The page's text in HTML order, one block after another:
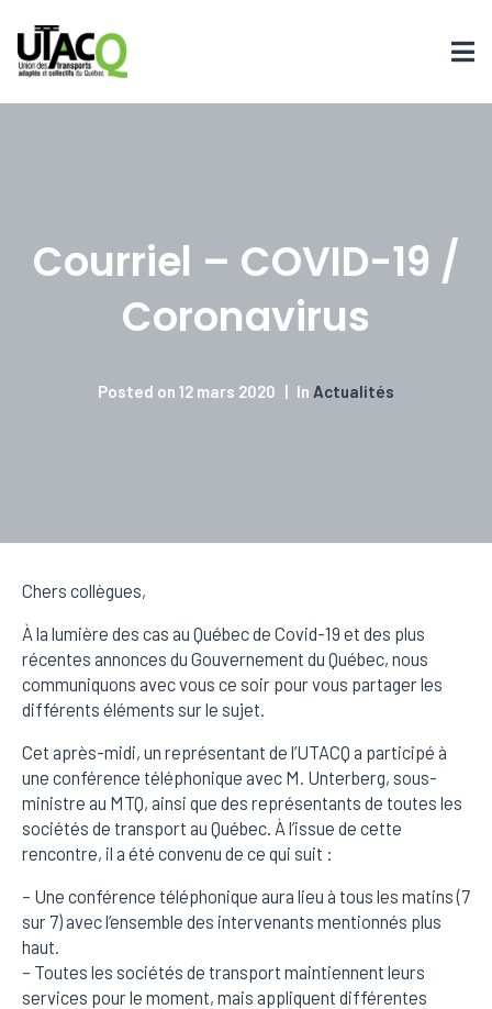
Courriel – COVID-19 /
Coronavirus
Posted on 12 mars 2020 In Actualités
Chers collègues,
À la lumière des cas au Québec de Covid-19 et des plus
récentes annonces du Gouvernement du Québec, nous
communiquons avec vous ce soir pour vous partager les
différents éléments sur le sujet.
Cet après-midi, un représentant de l’UTACQ a participé à
une conférence téléphonique avec M. Unterberg, sous-
ministre au MTQ, ainsi que des représentants de toutes les
sociétés de transport au Québec. À l’issue de cette
rencontre, il a été convenu de ce qui suit :
– Une conférence téléphonique aura lieu à tous les matins (7
sur 7) avec l’ensemble des intervenants mentionnés plus
haut.
– Toutes les sociétés de transport maintiennent leurs
services pour le moment, mais appliquent différentes